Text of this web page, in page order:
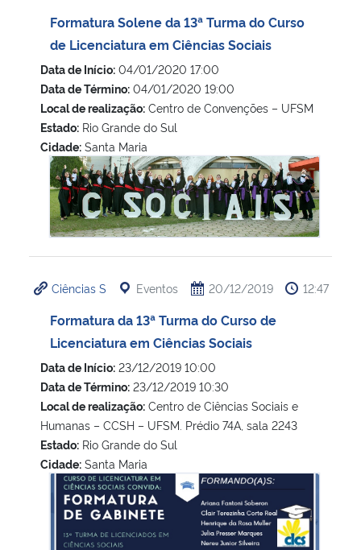
Formatura Solene da 13ª Turma do Curso
de Licenciatura em Ciências Sociais
Data de Início: 04/01/2020 17:00
Data de Término: 04/01/2020 19:00
Local de realização: Centro de Convenções – UFSM
Estado: Rio Grande do Sul
Cidade: Santa Maria
Formatura Solene da 13ª Turma do Curso de Licenciatura
Ciências S Eventos 20/12/2019 12:47
Formatura da 13ª Turma do Curso de
Licenciatura em Ciências Sociais
Data de Início: 23/12/2019 10:00
Data de Término: 23/12/2019 10:30
Local de realização: Centro de Ciências Sociais e
Humanas – CCSH – UFSM. Prédio 74A, sala 2243
Estado: Rio Grande do Sul
Cidade: Santa Maria
Formatura da 13ª Turma do Curso de Licenciatura em